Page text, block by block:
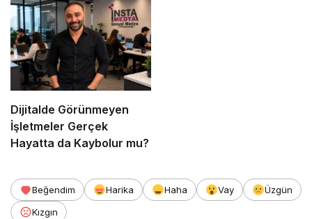
Dijitalde Görünmeyen
İşletmeler Gerçek
Hayatta da Kaybolur mu?
Beğendim Harika Haha Vay
Üzgün
Kızgın